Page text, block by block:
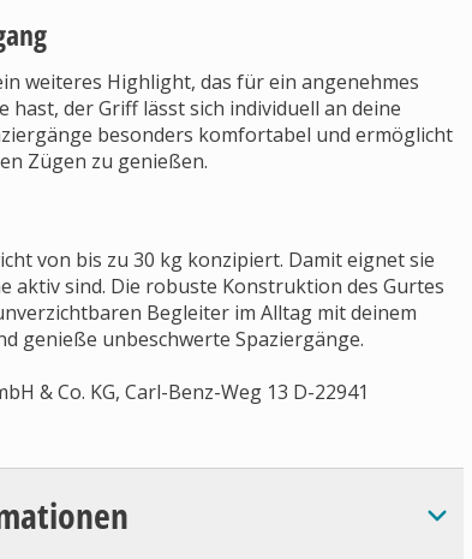
weiteres Highlight, das für ein angenehmes
der Griff lässt sich individuell an deine
besonders komfortabel und ermöglicht
Zügen zu genießen.
von bis zu 30 kg konzipiert. Damit eignet sie
aktiv sind. Die robuste Konstruktion des Gurtes
Begleiter im Alltag mit deinem
genieße unbeschwerte Spaziergänge.
& Co. KG, Carl-Benz-Weg 13 D-22941